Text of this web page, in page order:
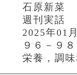
石原新菜
週刊実話
2025年01
９６－９８
栄養，調